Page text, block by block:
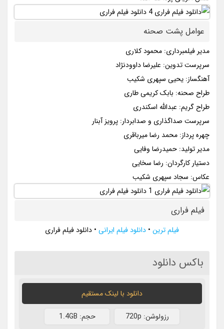
عوامل پشت صحنه
مدیر فیلمبرداری: محمود کلاری
سرپرست تدوین: علیرضا داوودنژاد
آهنگساز: یحیی سپهری شکیب
طراح صحنه: بابک کریمی طاری
طراح گریم: عبدالله اسکندری
سرپرست صداگذاری و صدابردار: پرویز آبنار
چهره پرداز: محمد رضا میرباقری
مدیر تولید: حمیدرضا وفایی
دستیار کارگردان: رضا سخایی
عکاس: سجاد سپهری شکیب
فیلم فراری
فیلم ترین • دانلود فیلم ایرانی • دانلود فیلم فراری
باکس دانلود
دانلود با لينک مستقيم
رزولوشن: 720p حجم: 1.4GB